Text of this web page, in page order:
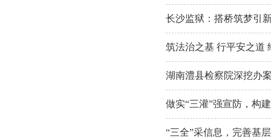
长沙监狱：搭桥筑梦引
筑法治之基 行平安之道
湖南澧县检察院深挖办
做实“三灌”强宣防，构
“三全”采信息，完善基